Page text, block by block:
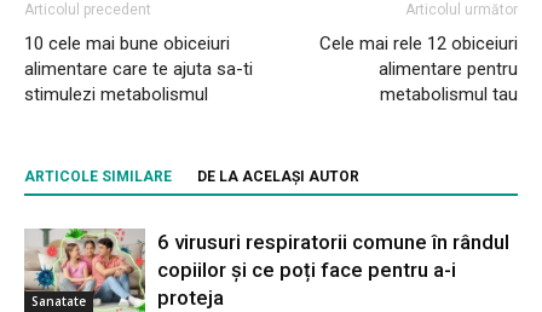
Articolul precedent
10 cele mai bune obiceiuri
alimentare care te ajuta sa-ti
stimulezi metabolismul
Articolul următor
Cele mai rele 12 obiceiuri
alimentare pentru
metabolismul tau
ARTICOLE SIMILARE DE LA ACELAȘI AUTOR
Sanatate
6 virusuri respiratorii comune în rândul
copiilor și ce poți face pentru a-i
proteja